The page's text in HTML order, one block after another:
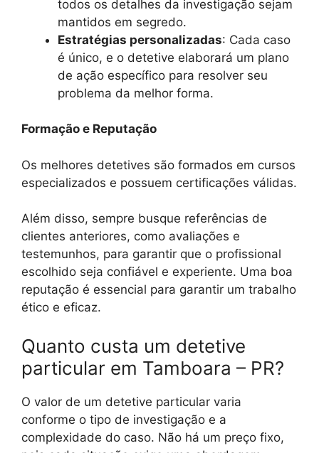
todos os detalhes da investigação sejam
mantidos em segredo.
Estratégias personalizadas: Cada caso
é único, e o detetive elaborará um plano
de ação específico para resolver seu
problema da melhor forma.
Formação e Reputação
Os melhores detetives são formados em cursos
especializados e possuem certificações válidas.
Além disso, sempre busque referências de
clientes anteriores, como avaliações e
testemunhos, para garantir que o profissional
escolhido seja confiável e experiente. Uma boa
reputação é essencial para garantir um trabalho
ético e eficaz.
Quanto custa um detetive
particular em Tamboara – PR?
O valor de um detetive particular varia
conforme o tipo de investigação e a
complexidade do caso. Não há um preço fixo,